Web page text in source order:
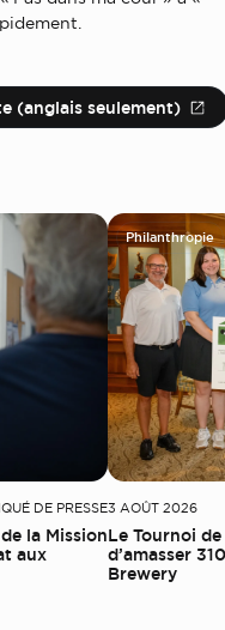
(anglais seulement)
DE PRESSE
la Mission
aux
Philanthropie
3 AOÛT 2026
Le Tournoi
d’amasser
Brewery